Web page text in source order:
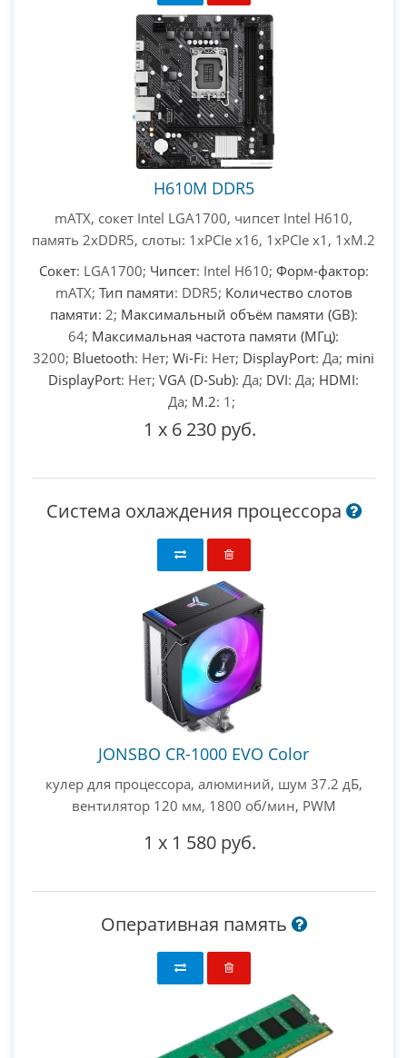
H610M DDR5
mATX, сокет Intel LGA1700, чипсет Intel H610,
память 2xDDR5, слоты: 1xPCIe x16, 1xPCIe x1, 1xM.2
Сокет: LGA1700; Чипсет: Intel H610; Форм-фактор:
mATX; Тип памяти: DDR5; Количество слотов
памяти: 2; Максимальный объём памяти (GB):
64; Максимальная частота памяти (МГц):
3200; Bluetooth: Нет; Wi-Fi: Нет; DisplayPort: Да; mini
DisplayPort: Нет; VGA (D-Sub): Да; DVI: Да; HDMI:
Да; M.2: 1;
1 x 6 230 руб.
Система охлаждения процессора
JONSBO CR-1000 EVO Color
кулер для процессора, алюминий, шум 37.2 дБ,
вентилятор 120 мм, 1800 об/мин, PWM
1 x 1 580 руб.
Оперативная память